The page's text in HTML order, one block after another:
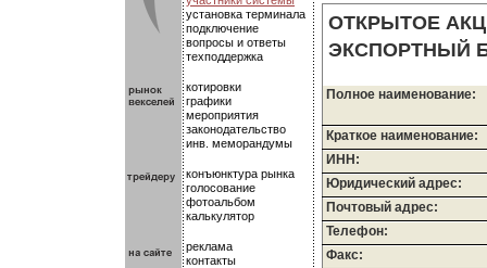
установка терминала
подключение
вопросы и ответы
техподдержка
котировки
графики
мероприятия
законодательство
инв. меморандумы
конъюнктура рынка
голосование
фотоальбом
калькулятор
реклама
контакты
ОТКРЫТОЕ
ЭКСПОРТНЫЙ
Полное наименование:
Краткое наименование:
ИНН:
Юридический адрес:
Почтовый адрес:
Телефон:
Факс: